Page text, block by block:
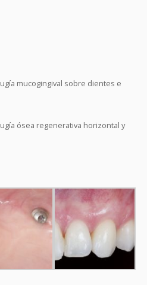
mucogingival sobre dientes e
ósea regenerativa horizontal y